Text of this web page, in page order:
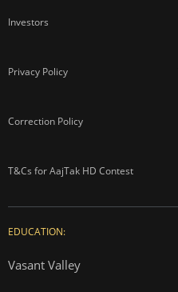
Investors
Privacy Policy
Correction Policy
T&Cs for AajTak HD Contest
EDUCATION:
Vasant Valley